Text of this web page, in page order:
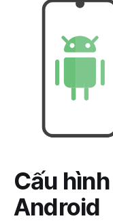
Cấu
Android